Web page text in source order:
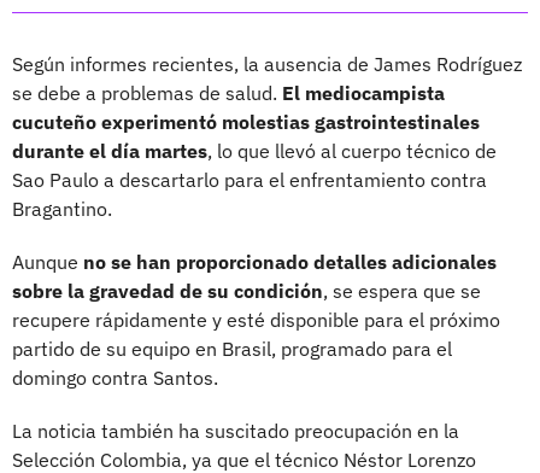
Según informes recientes, la ausencia de James Rodríguez
se debe a problemas de salud. El mediocampista
cucuteño experimentó molestias gastrointestinales
durante el día martes, lo que llevó al cuerpo técnico de
Sao Paulo a descartarlo para el enfrentamiento contra
Bragantino.
Aunque no se han proporcionado detalles adicionales
sobre la gravedad de su condición, se espera que se
recupere rápidamente y esté disponible para el próximo
partido de su equipo en Brasil, programado para el
domingo contra Santos.
La noticia también ha suscitado preocupación en la
Selección Colombia, ya que el técnico Néstor Lorenzo